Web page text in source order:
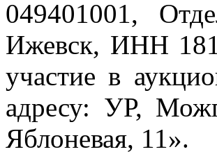
049401001,
Ижевск, ИНН
участие в
адресу: УР,
Яблоневая, 11».